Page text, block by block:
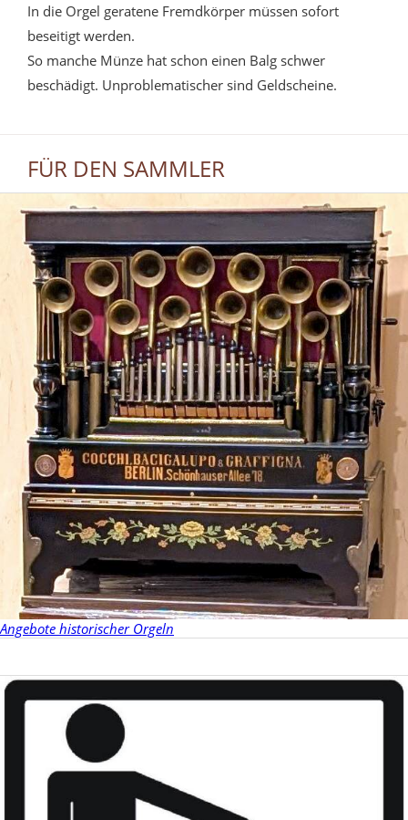
In die Orgel geratene Fremdkörper müssen sofort
beseitigt werden.
So manche Münze hat schon einen Balg schwer
beschädigt. Unproblematischer sind Geldscheine.
FÜR DEN SAMMLER
Angebote historischer Orgeln